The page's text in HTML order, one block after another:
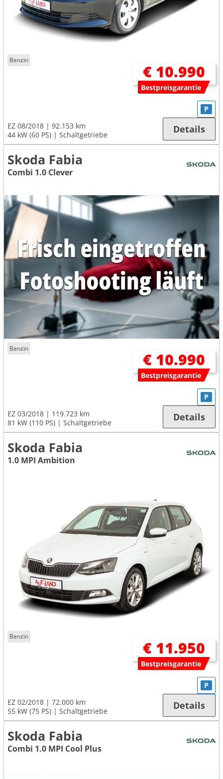
Benzin
€ 10.990
Bestpreisgarantie
EZ 08/2018
92.153 km
44 kW (60 PS)
Schaltgetriebe
P
Details
Skoda Fabia
Combi 1.0 Clever
Benzin
€ 10.990
Bestpreisgarantie
EZ 03/2018
119.723 km
81 kW (110 PS)
Schaltgetriebe
P
Details
Skoda Fabia
1.0 MPI Ambition
Benzin
€ 11.950
Bestpreisgarantie
EZ 02/2018
72.000 km
55 kW (75 PS)
Schaltgetriebe
P
Details
Skoda Fabia
Combi 1.0 MPI Cool Plus